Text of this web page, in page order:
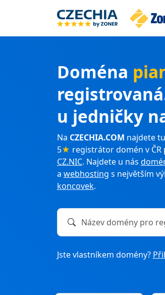
Doména
u jedničky
Na CZECHIA.COM najdete
5★ registrátor domén v ČR
CZ.NIC. Najdete u nás
a webhosting s největším
koncovek.
Název domény k
Jste vlastníkem domény?